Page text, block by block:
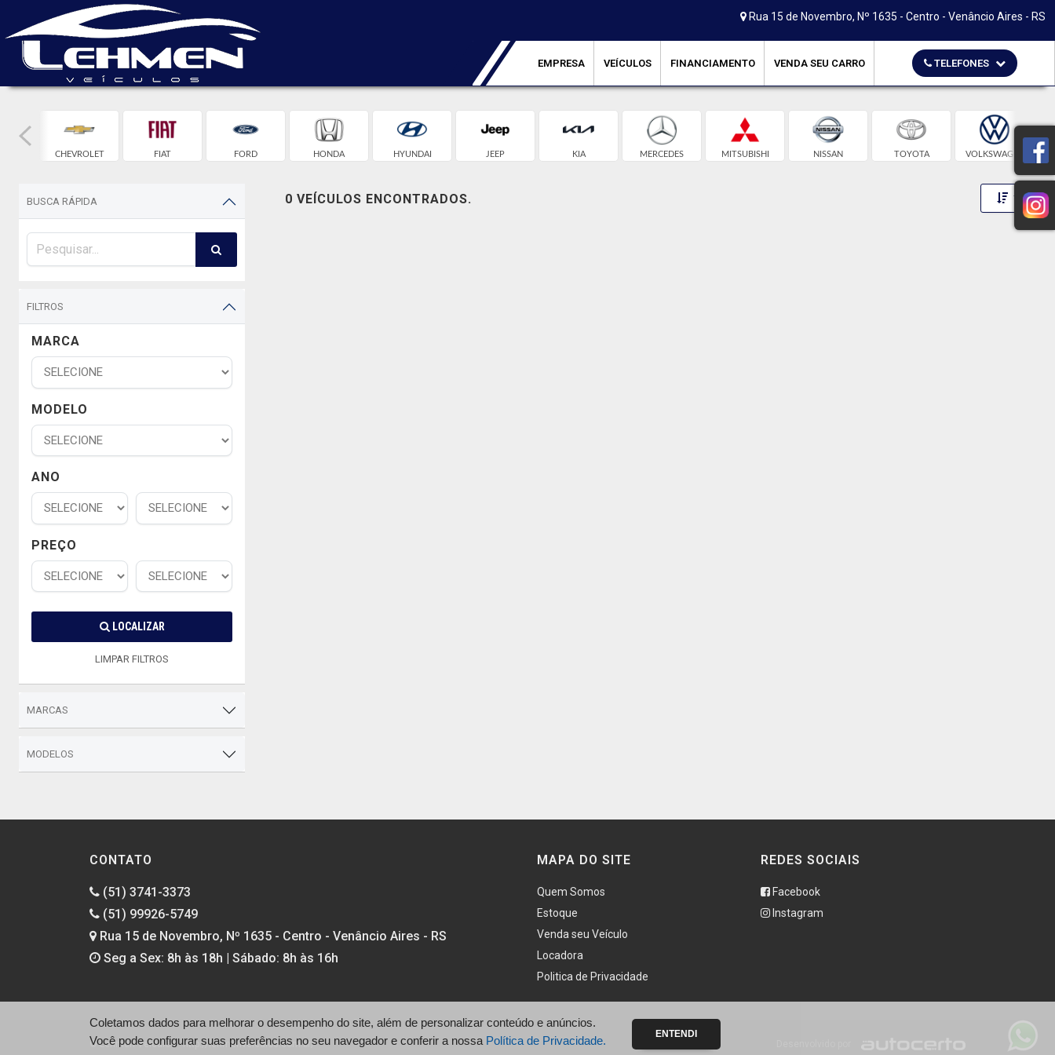
Rua 15 de Novembro, Nº 1635 - Centro - Venâncio Aires - RS
EMPRESA VEÍCULOS FINANCIAMENTO VENDA SEU CARRO TELEFONES
CHEVROLET FIAT FORD HONDA HYUNDAI JEEP KIA MERCEDES MITSUBISHI NISSAN TOYOTA VOLKSWAGEN
BUSCA RÁPIDA
FILTROS
MARCA
MODELO
ANO
PREÇO
LOCALIZAR
LIMPAR FILTROS
MARCAS
MODELOS
0 VEÍCULOS ENCONTRADOS. Toggle
CONTATO
(51) 3741-3373
(51) 99926-5749
Rua 15 de Novembro, Nº 1635 - Centro - Venâncio Aires - RS
Seg a Sex: 8h às 18h | Sábado: 8h às 16h
MAPA DO SITE
Quem Somos
Estoque
Venda seu Veículo
Locadora
Politica de Privacidade
REDES SOCIAIS
Facebook
Instagram
© Lehmen Veículos - http://lehmenveiculos.com.br/
Coletamos dados para melhorar o desempenho do site, além de personalizar conteúdo e anúncios.
Você pode configurar suas preferências no seu navegador e conferir a nossa Política de Privacidade. ENTENDI